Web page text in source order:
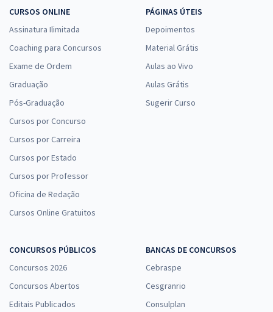
CURSOS ONLINE
Assinatura Ilimitada
Coaching para Concursos
Exame de Ordem
Graduação
Pós-Graduação
Cursos por Concurso
Cursos por Carreira
Cursos por Estado
Cursos por Professor
Oficina de Redação
Cursos Online Gratuitos
PÁGINAS ÚTEIS
Depoimentos
Material Grátis
Aulas ao Vivo
Aulas Grátis
Sugerir Curso
CONCURSOS PÚBLICOS
Concursos 2026
Concursos Abertos
Editais Publicados
BANCAS DE CONCURSOS
Cebraspe
Cesgranrio
Consulplan